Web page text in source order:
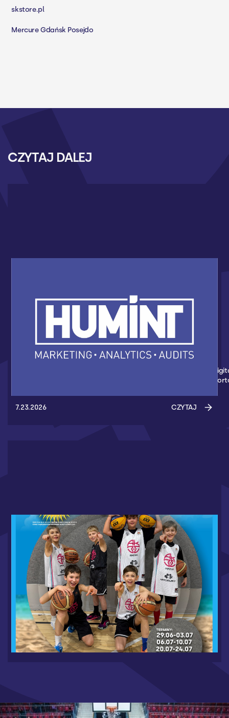
skstore.pl
Mercure Gdańsk Posejdo
CZYTAJ DALEJ
HUMINT NOWYM PARTNEREM AKADEMII
KOSZYKÓWKI 3X3
Nowym partnerem Akademii Koszykówki 3x3 został Humint
Marketing - Agencja z Gdańska, która wspiera wydarzenia
7.23.2026 CZYTAJ
WAKACJE W MYCOURT 2026 - RUSZAMY Z
ZAPISAMI
6.19.2026 CZYTAJ